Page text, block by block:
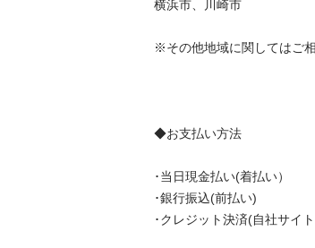
横浜市、川崎市
※その他地域に関してはご相
◆お支払い方法
･当日現金払い(着払い）
･銀行振込(前払い)
･クレジット決済(自社サイト